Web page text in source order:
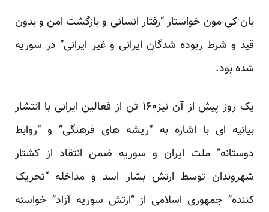
بان کی مون خواستار “رفتار انسانی و بازگشت امن و بدون
قید و شرط ربوده شدگان ایرانی و غیر ایرانی” در سوریه
شده بود.
یک روز پیش از آن نیز۱۶۰ تن از فعالین ایرانی با انتشار
بیانیه ای با اشاره به “ریشه های فرهنگی” و “روابط
دوستانه” ملت ایران و سوریه ضمن انتقاد از کشتار
شهروندان توسط ارتش بشار اسد و مداخله “تحریک
کننده” جمهوری اسلامی از “ارتش سوریه آزاد” خواسته